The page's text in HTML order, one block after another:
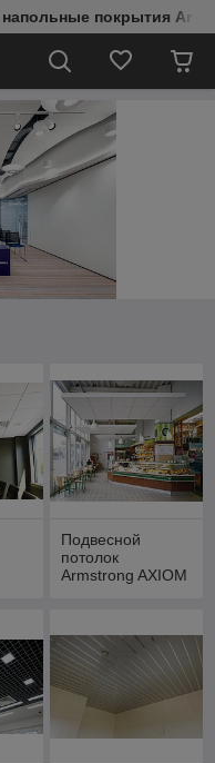
покрытия
Подвесной
потолок
Armstrong AXIOM